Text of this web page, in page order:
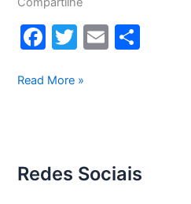
F
c
o
o
T
itt
E
Conserto
10,2Kg
Read More »
Redes Sociais